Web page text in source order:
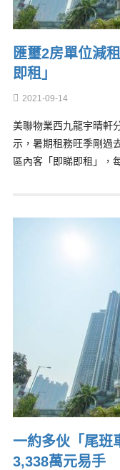
匯璽2房單位減
即租」
2021-09-14
美聯物業西九龍宇晴軒
示，暑期租務旺季剛過
區內客「即睇即租」，
一約多伙「尾班
3,338萬元易手